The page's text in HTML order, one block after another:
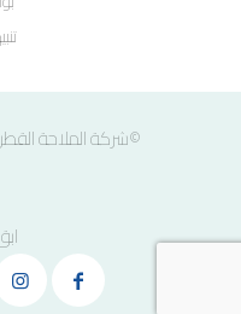
©شركة الملاحة